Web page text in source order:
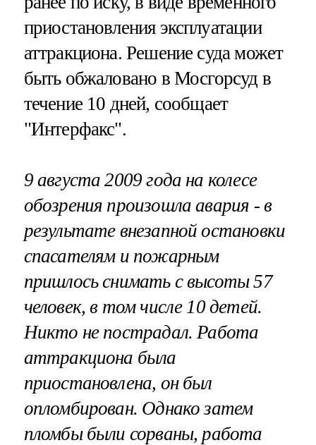
приостановления эксплуатации
аттракциона. Решение суда может
быть обжаловано в Мосгорсуд в
течение 10 дней, сообщает
"Интерфакс".
9 августа 2009 года на колесе
обозрения произошла авария - в
результате внезапной остановки
спасателям и пожарным
пришлось снимать с высоты 57
человек, в том числе 10 детей.
Никто не пострадал. Работа
аттракциона была
приостановлена, он был
опломбирован. Однако затем
пломбы были сорваны, работа